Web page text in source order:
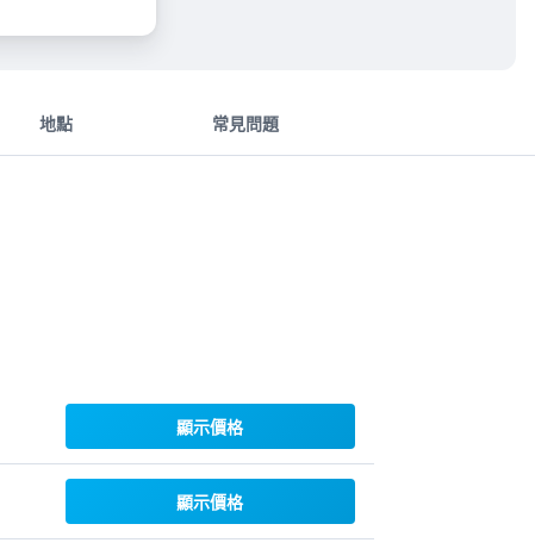
地點 常見問題
顯示價格
顯示價格